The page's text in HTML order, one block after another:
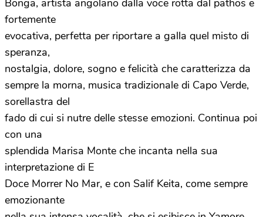
Bonga, artista angolano dalla voce rotta dal pathos e
fortemente
evocativa, perfetta per riportare a galla quel misto di
speranza,
nostalgia, dolore, sogno e felicità che caratterizza da
sempre la morna, musica tradizionale di Capo Verde,
sorellastra del
fado di cui si nutre delle stesse emozioni. Continua poi
con una
splendida Marisa Monte che incanta nella sua
interpretazione di E
Doce Morrer No Mar, e con Salif Keita, come sempre
emozionante